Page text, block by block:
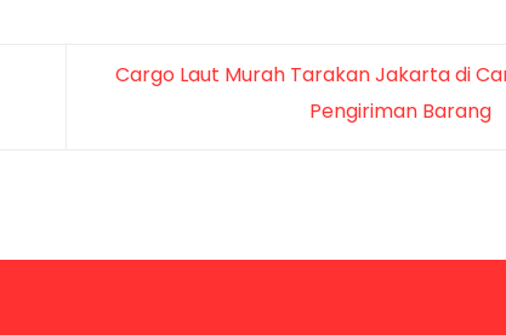
Cargo Laut Murah Tarakan Jakarta di
Pengiriman Barang